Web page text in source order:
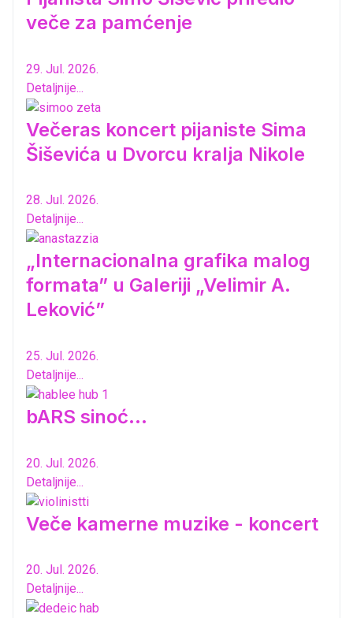
veče za pamćenje
29. Jul. 2026.
Detaljnije...
Večeras koncert pijaniste Sima
Šiševića u Dvorcu kralja Nikole
28. Jul. 2026.
Detaljnije...
„Internacionalna grafika malog
formata” u Galeriji „Velimir A.
Leković”
25. Jul. 2026.
Detaljnije...
bARS sinoć...
20. Jul. 2026.
Detaljnije...
Veče kamerne muzike - koncert
20. Jul. 2026.
Detaljnije...